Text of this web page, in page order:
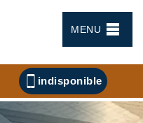
MENU
indisponible